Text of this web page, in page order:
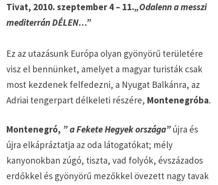
Tivat, 2010. szeptember 4 – 11.„Odalenn a messzi
mediterrán DÉLEN…”
Ez az utazásunk Európa olyan gyönyörű területére
visz el bennünket, amelyet a magyar turisták csak
most kezdenek felfedezni, a Nyugat Balkánra, az
Adriai tengerpart délkeleti részére, Montenegróba.
Montenegró, ” a Fekete Hegyek országa” újra és
újra elkápráztatja az oda látogatókat; mély
kanyonokban zúgó, tiszta, vad folyók, évszázados
erdőkkel és gyönyörű mezőkkel övezett nagy tavak